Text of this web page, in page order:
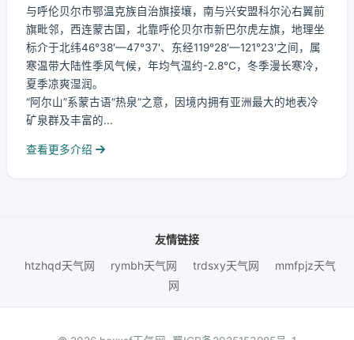
与呼伦贝尔市鄂温克族自治旗接壤，南与兴安盟科尔沁右翼前
旗毗邻，西连蒙古国，北靠呼伦贝尔市新巴尔虎左旗，地理坐
标介于北纬46°38′—47°37′、东经119°28′—121°23′之间，属
寒温带大陆性季风气候，年均气温约-2.8℃，冬季漫长寒冷，
夏季凉爽湿润。
“阿尔山”系蒙古语“热泉”之意，因境内拥有亚洲最大的地表冷
矿泉群及丰富的...
查看更多介绍
友情链接
htzhqd天气网
rymbh天气网 trdsxy天气网
mmfpjz天气
网